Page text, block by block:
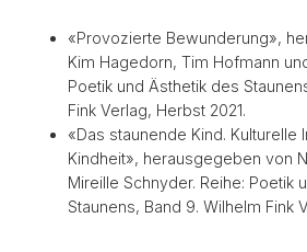
«Provozierte Bewunderung»,
Kim Hagedorn, Tim Hofmann
Poetik und Ästhetik des
Fink Verlag, Herbst 2021.
«Das staunende Kind. Kulturelle
Kindheit», herausgegeben von
Mireille Schnyder. Reihe: Poetik
Staunens, Band 9. Wilhelm Fink